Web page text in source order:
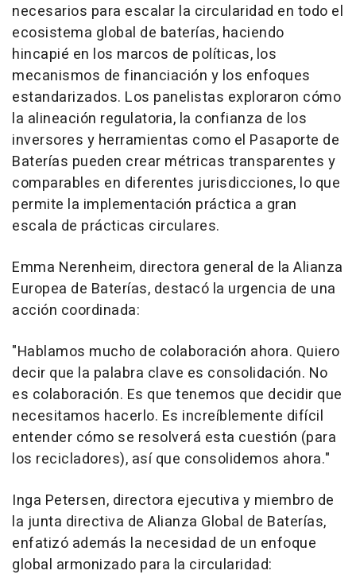
necesarios para escalar la circularidad en todo el
ecosistema global de baterías, haciendo
hincapié en los marcos de políticas, los
mecanismos de financiación y los enfoques
estandarizados. Los panelistas exploraron cómo
la alineación regulatoria, la confianza de los
inversores y herramientas como el Pasaporte de
Baterías pueden crear métricas transparentes y
comparables en diferentes jurisdicciones, lo que
permite la implementación práctica a gran
escala de prácticas circulares.
Emma Nerenheim, directora general de la Alianza
Europea de Baterías, destacó la urgencia de una
acción coordinada:
"Hablamos mucho de colaboración ahora. Quiero
decir que la palabra clave es consolidación. No
es colaboración. Es que tenemos que decidir que
necesitamos hacerlo. Es increíblemente difícil
entender cómo se resolverá esta cuestión (para
los recicladores), así que consolidemos ahora."
Inga Petersen, directora ejecutiva y miembro de
la junta directiva de Alianza Global de Baterías,
enfatizó además la necesidad de un enfoque
global armonizado para la circularidad: